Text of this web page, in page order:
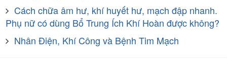
Cách chữa âm hư, khí huyết hư, mạch đập nhanh.
Phụ nữ có dùng Bổ Trung Ích Khí Hoàn được không?
Nhân Điện, Khí Công và Bệnh Tim Mạch